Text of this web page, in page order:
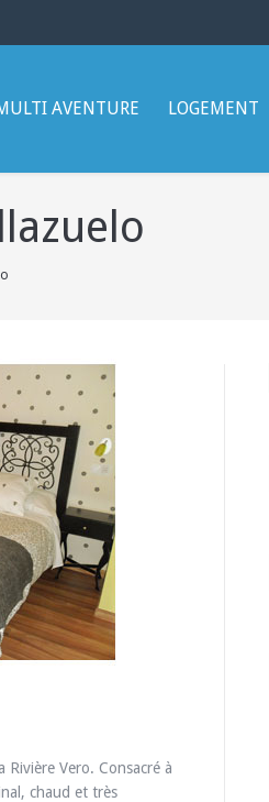
AVENTURE LOGEMENT
Vero. Consacré à
chaud et très